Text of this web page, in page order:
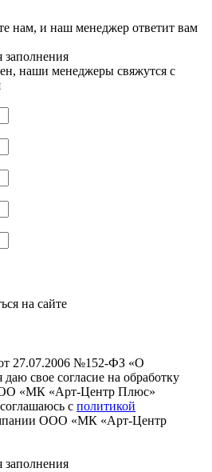
нам, и наш менеджер ответит вам
заполнения
наши менеджеры свяжутся с
на сайте
27.07.2006 №152-ФЗ «О
свое согласие на обработку
«МК «Арт-Центр Плюс»
с политикой
ООО «МК «Арт-Центр
заполнения